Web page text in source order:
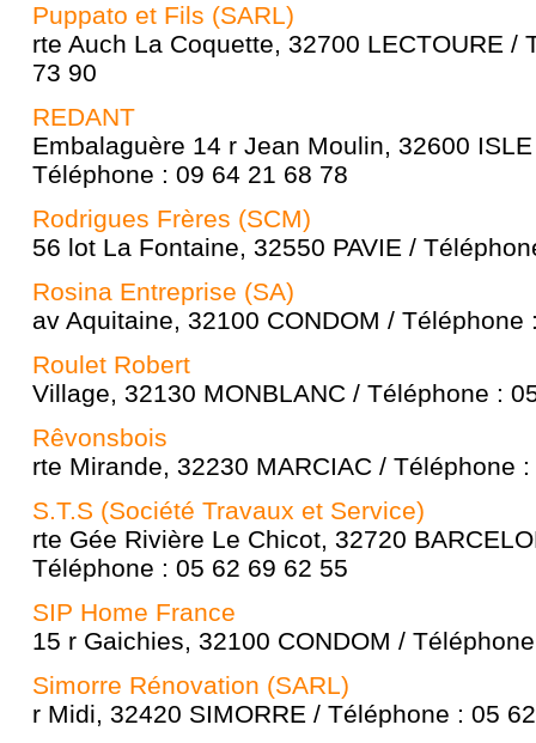
Puppato et Fils (SARL)
rte Auch La Coquette, 32700 LECTOURE /
73 90
REDANT
Embalaguère 14 r Jean Moulin, 32600
Téléphone : 09 64 21 68 78
Rodrigues Frères (SCM)
56 lot La Fontaine, 32550 PAVIE /
Rosina Entreprise (SA)
av Aquitaine, 32100 CONDOM / Téléphone
Roulet Robert
Village, 32130 MONBLANC / Téléphone :
Rêvonsbois
rte Mirande, 32230 MARCIAC / Téléphone
S.T.S (Société Travaux et Service)
rte Gée Rivière Le Chicot, 32720
Téléphone : 05 62 69 62 55
SIP Home France
15 r Gaichies, 32100 CONDOM /
Simorre Rénovation (SARL)
r Midi, 32420 SIMORRE / Téléphone : 05